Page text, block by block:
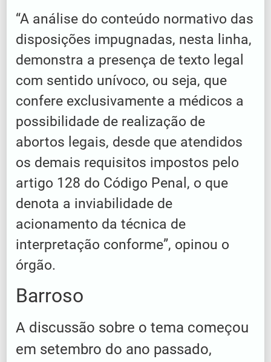
“A análise do conteúdo normativo das
disposições impugnadas, nesta linha,
demonstra a presença de texto legal
com sentido unívoco, ou seja, que
confere exclusivamente a médicos a
possibilidade de realização de
abortos legais, desde que atendidos
os demais requisitos impostos pelo
artigo 128 do Código Penal, o que
denota a inviabilidade de
acionamento da técnica de
interpretação conforme”, opinou o
órgão.
Barroso
A discussão sobre o tema começou
em setembro do ano passado,